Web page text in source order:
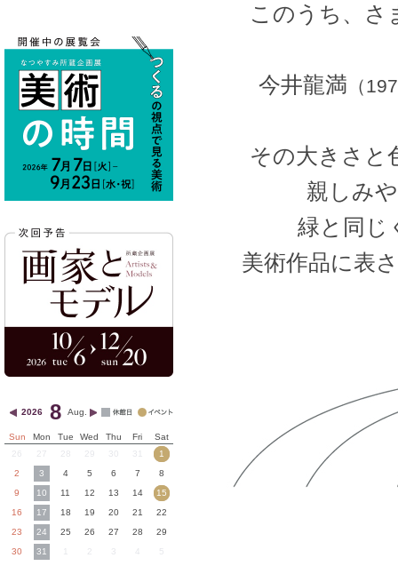
このうち、さ
今井龍満 （
その大きさと
親しみ
緑と同じ
美術作品に表
2026 8 Aug.
Sun Mon Tue Wed Thu Fri
Sat
27 29 30 31
1
2
3 4 5 6 7
8
9
10 11 12 13 14
15
16
17 18 19 20 21
22
23
24 25 26 27 28
29
30
31 3 4 5